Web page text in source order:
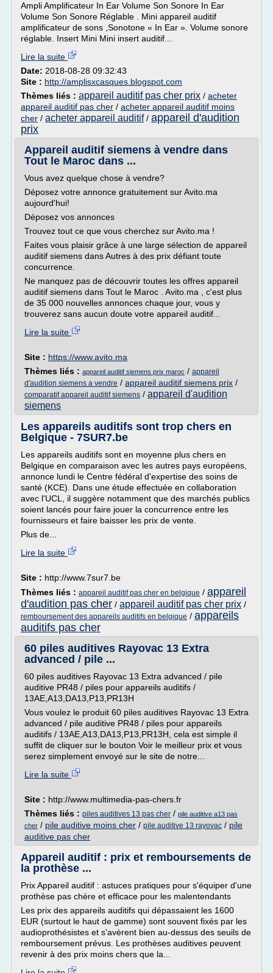
Ampli Amplificateur In Ear Volume Son Sonore In Ear
Volume Son Sonore Réglable . Mini appareil auditif
amplificateur de sons ,Sonotone « In Ear ». Volume sonore
réglable. Insert Mini Mini insert auditif...
Lire la suite
Date: 2018-08-28 09:32:43
Site : http://amplisxcasques.blogspot.com
Thèmes liés : appareil auditif pas cher prix / acheter
appareil auditif pas cher / acheter appareil auditif moins
cher / acheter appareil auditif/ appareil d'audition
prix
Appareil auditif siemens à vendre dans
Tout le Maroc dans ...
Vous avez quelque chose à vendre?
Déposez votre annonce gratuitement sur Avito.ma
aujourd'hui!
Déposez vos annonces
Trouvez tout ce que vous cherchez sur Avito.ma !
Faites vous plaisir grâce à une large sélection de appareil
auditif siemens dans Autres à des prix défiant toute
concurrence.
Ne manquez pas de découvrir toutes les offres appareil
auditif siemens dans Tout le Maroc . Avito.ma , c'est plus
de 35 000 nouvelles annonces chaque jour, vous y
trouverez sans aucun doute votre appareil auditif...
Lire la suite
Site : https://www.avito.ma
Thèmes liés : appareil auditif siemens prix maroc / appareil
d'audition siemens a vendre / appareil auditif siemens prix /
comparatif appareil auditif siemens / appareil d'audition
siemens
Les appareils auditifs sont trop chers en
Belgique - 7SUR7.be
Les appareils auditifs sont en moyenne plus chers en
Belgique en comparaison avec les autres pays européens,
annonce lundi le Centre fédéral d'expertise des soins de
santé (KCE). Dans une étude effectuée en collaboration
avec l'UCL, il suggère notamment que des marchés publics
soient lancés pour faire jouer la concurrence entre les
fournisseurs et faire baisser les prix de vente.
Plus de...
Lire la suite
Site : http://www.7sur7.be
Thèmes liés : appareil auditif pas cher en belgique / appareil
d'audition pas cher / appareil auditif pas cher prix /
remboursement des appareils auditifs en belgique / appareils
auditifs pas cher
60 piles auditives Rayovac 13 Extra
advanced / pile ...
60 piles auditives Rayovac 13 Extra advanced / pile
auditive PR48 / piles pour appareils auditifs /
13AE,A13,DA13,P13,PR13H
Vous voulez le produit 60 piles auditives Rayovac 13 Extra
advanced / pile auditive PR48 / piles pour appareils
auditifs / 13AE,A13,DA13,P13,PR13H, cela est simple il
suffit de cliquer sur le bouton Voir le meilleur prix et vous
serez simplement envoyé sur le site de notre...
Lire la suite
Site : http://www.multimedia-pas-chers.fr
Thèmes liés : piles auditives 13 pas cher / pile auditive a13 pas
cher / pile auditive moins cher / pile auditive 13 rayovac / pile
auditive pas cher
Appareil auditif : prix et remboursements de
la prothèse ...
Prix Appareil auditif : astuces pratiques pour s'équiper d'une
prothèse pas chère et efficace pour les malentendants
Les prix des appareils auditifs qui dépassaient les 1600
EUR (surtout le haut de gamme) sont souvent fixés par les
audioprothésistes et s'avèrent bien au-dessus des seuils de
remboursement prévus. Les prothèses auditives peuvent
revenir à des prix moins chers que la...